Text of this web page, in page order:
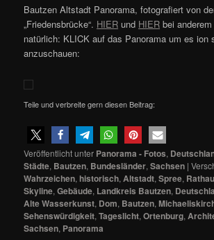
Bautzen Altstadt Panorama, fotografiert von
„Friedensbrücke“. HIER und HIER bei
natürlich: KLICK auf das Panorama um es ion
anzuschauen:
Teile und verbreite gern diesen Beitrag:
Veröffentlicht unter Panorama - Fotos,
Städte, Bautzen, Bundesländer,Sachsen |
Wahrzeichen,historisch, Altstadt,Spree,
Skyline,Gebäude, Landkreis Bautzen,
Alte Wasserkunst, Dom, Bautzen,
Sehenswürdigkeit,Tageslicht,Ortenburg,
Sachsen, Panorama